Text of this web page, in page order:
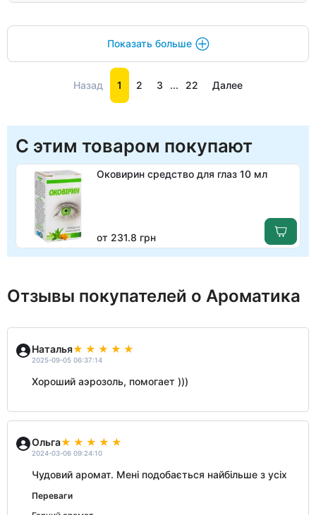
Показать больше
Назад 1 2 3 ... 22 Далее
С этим товаром покупают
Оковирин средство для глаз 10 мл
от 231.8 грн
Отзывы покупателей о Ароматика
Наталья
2025-09-05 06:37:14
Хороший аэрозоль, помогает )))
Ольга
2024-03-06 09:24:10
Чудовий аромат. Мені подобається найбільше з усіх
Переваги